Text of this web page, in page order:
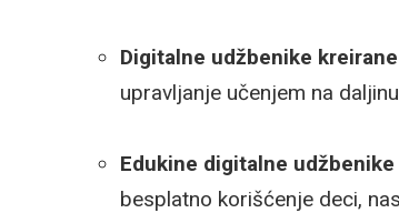
Digitalne udžbenike kreirane
upravljanje učenjem na
Edukine digitalne udžbenike
besplatno korišćenje deci,